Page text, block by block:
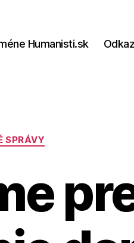
Humanisti.sk
Kategórie
SPRÁVY